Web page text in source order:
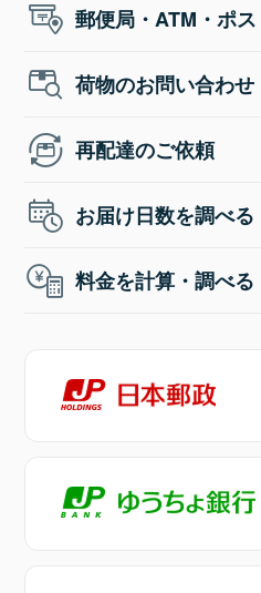
郵便局・ATM・ポ
荷物のお問い合わせ
再配達のご依頼
お届け日数を調べる
料金を計算・調べる